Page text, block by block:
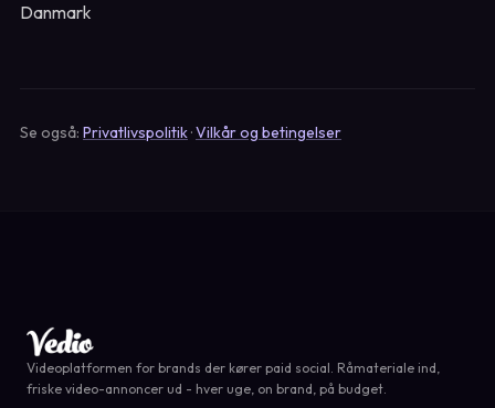
Danmark
Se også: Privatlivspolitik·Vilkår og betingelser
Videoplatformen for brands der kører paid social. Råmateriale ind,
friske video-annoncer ud - hver uge, on brand, på budget.